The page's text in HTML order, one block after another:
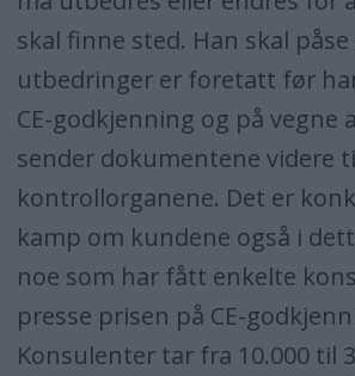
skal finne sted. Han skal
utbedringer er foretatt før
CE-godkjenning og på vegne
sender dokumentene videre
kontrollorganene. Det er
kamp om kundene også i
noe som har fått enkelte
presse prisen på CE-
Konsulenter tar fra 10.000 til